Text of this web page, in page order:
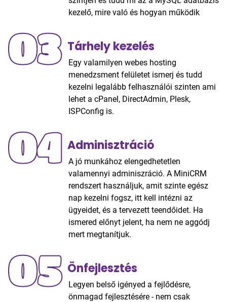
kezelő, mire való és hogyan működik
03 Tárhely kezelés
Egy valamilyen webes hosting
menedzsment felületet ismerj és tudd
kezelni legalább felhasználói szinten ami
lehet a cPanel, DirectAdmin, Plesk,
ISPConfig is.
04 Adminisztráció
A jó munkához elengedhetetlen
valamennyi adminiszráció. A MiniCRM
rendszert használjuk, amit szinte egész
nap kezelni fogsz, itt kell intézni az
ügyeidet, és a tervezett teendőidet. Ha
ismered előnyt jelent, ha nem ne aggódj
mert megtanítjuk.
05 Önfejlesztés
Legyen belső igényed a fejlődésre,
önmagad fejlesztésére - nem csak